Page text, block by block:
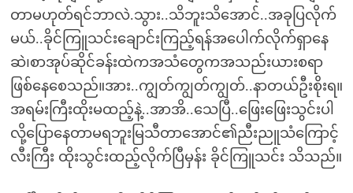
တာမဟုတ်ရင်ဘာလဲ.သွား..သိဘူးသိအောင်..အခုပြလိုက်
မယ်..ခိုင်ကြူသင်းချောင်းကြည့်ရန်အပေါက်လိုက်ရှာနေ
ဆဲ၊စာအုပ်ဆိုင်ခန်းထဲကအသံတွေကအသည်းယားစရာ
ဖြစ်နေစေသည်။အား..ကျွတ်ကျွတ်ကျွတ်..နာတယ်ဦးစိုးရ။
အရမ်းကြီးထိုးမထည့်နဲ့..အာအိ..သေပြီ..ဖြေးဖြေးသွင်းပါ
လို့ပြောနေတာမရဘူးမြသီတာအောင်၏ညီးညူသံကြောင့်
လီးကြီး ထိုးသွင်းထည့်လိုက်ပြီမှန်း ခိုင်ကြူသင်း သိသည်။